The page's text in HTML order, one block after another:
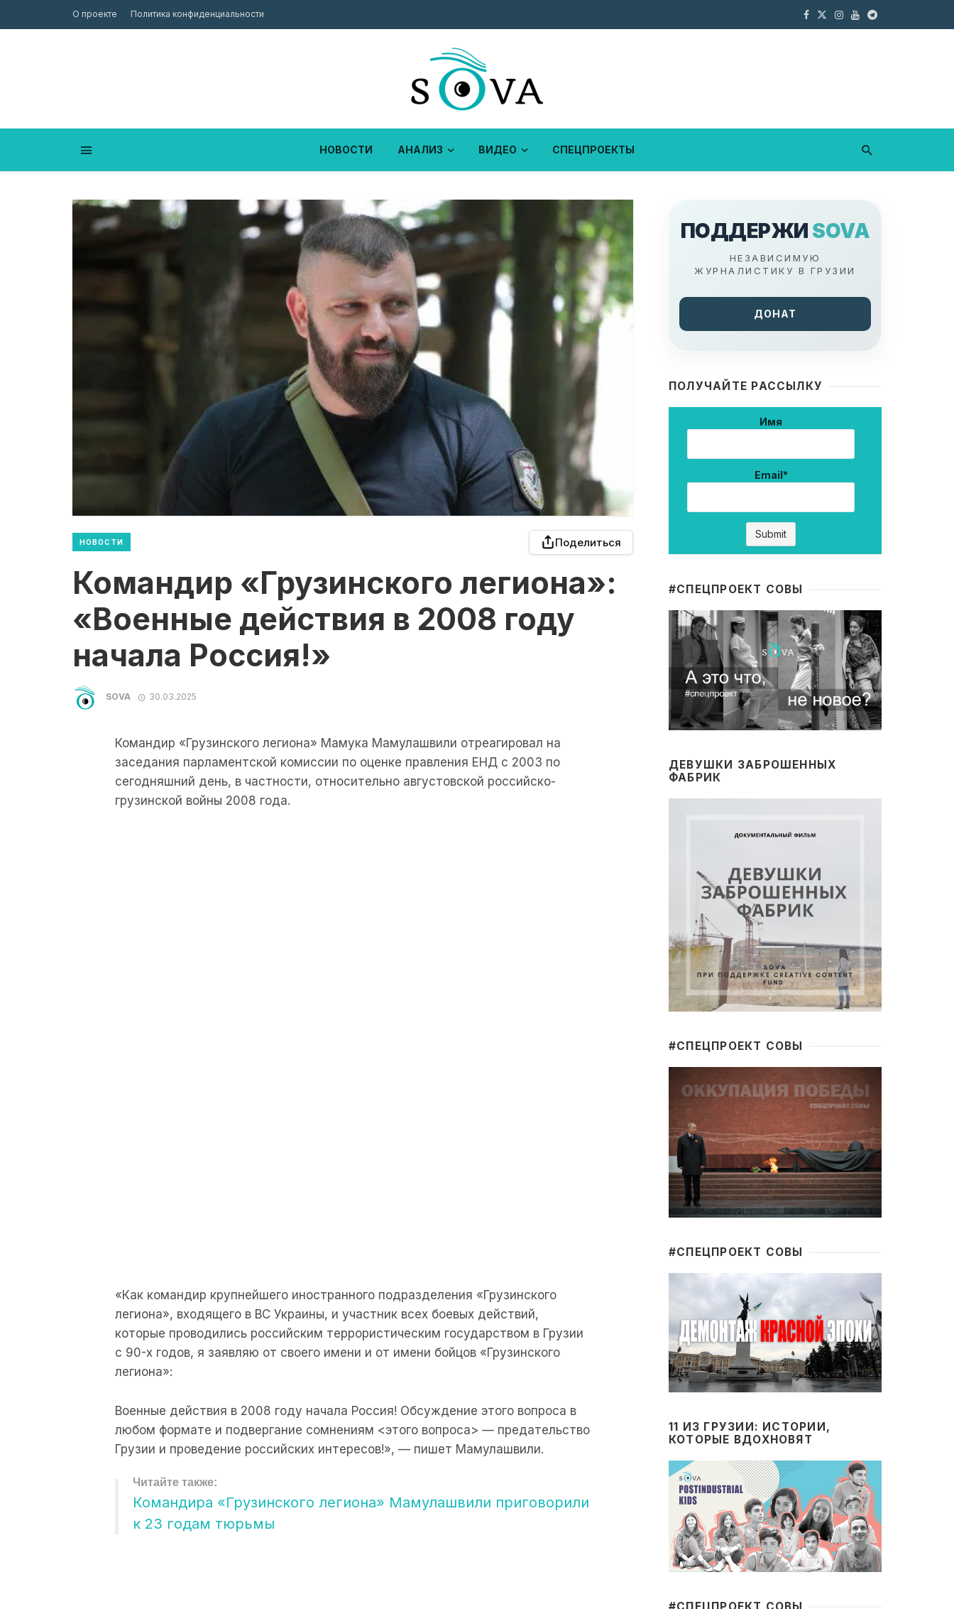
О проекте Политика конфиденциальности
НОВОСТИ АНАЛИЗ ВИДЕО СПЕЦПРОЕКТЫ
НОВОСТИ Поделиться
Командир «Грузинского легиона»:
«Военные действия в 2008 году
начала Россия!»
SOVA 30.03.2025
Командир «Грузинского легиона» Мамука Мамулашвили отреагировал на
заседания парламентской комиссии по оценке правления ЕНД с 2003 по
сегодняшний день, в частности, относительно августовской российско-
грузинской войны 2008 года.
«Как командир крупнейшего иностранного подразделения «Грузинского
легиона», входящего в ВС Украины, и участник всех боевых действий,
которые проводились российским террористическим государством в Грузии
с 90-х годов, я заявляю от своего имени и от имени бойцов «Грузинского
легиона»:
Военные действия в 2008 году начала Россия! Обсуждение этого вопроса в
любом формате и подвергание сомнениям <этого вопроса> — предательство
Грузии и проведение российских интересов!», — пишет Мамулашвили.
Командира «Грузинского легиона» Мамулашвили приговорили
к 23 годам тюрьмы
ПОДДЕРЖИ SOVA
НЕЗАВИСИМУЮ
ЖУРНАЛИСТИКУ В ГРУЗИИ
ДОНАТ
ПОЛУЧАЙТЕ РАССЫЛКУ
Имя
Email*
#CПЕЦПРОЕКТ СОВЫ
ДЕВУШКИ ЗАБРОШЕННЫХ
ФАБРИК
#CПЕЦПРОЕКТ СОВЫ
#CПЕЦПРОЕКТ СОВЫ
11 ИЗ ГРУЗИИ: ИСТОРИИ,
КОТОРЫЕ ВДОХНОВЯТ